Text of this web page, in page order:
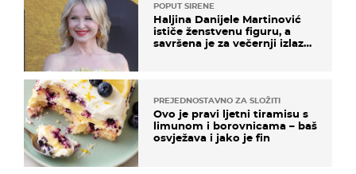
POPUT SIRENE
Haljina Danijele Martinović
ističe ženstvenu figuru, a
savršena je za večernji izlazak
PREJEDNOSTAVNO ZA SLOŽITI
Ovo je pravi ljetni tiramisu s
limunom i borovnicama – baš
osvježava i jako je fin